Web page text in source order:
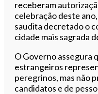
receberam
celebração deste
saudita decretado o
cidade mais sagrada
O Governo assegura
estrangeiros
peregrinos, mas não
candidatos e de